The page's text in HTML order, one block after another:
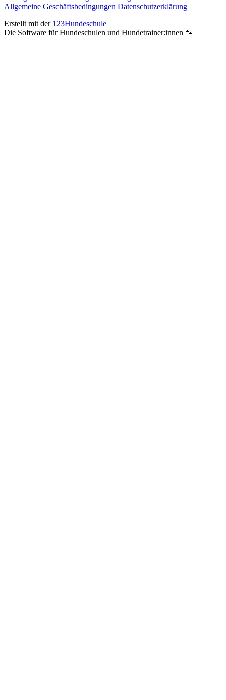
Allgemeine Geschäftsbedingungen Datenschutzerklärung
Erstellt mit der 123Hundeschule
Die Software für Hundeschulen und Hundetrainer:innen 🐾